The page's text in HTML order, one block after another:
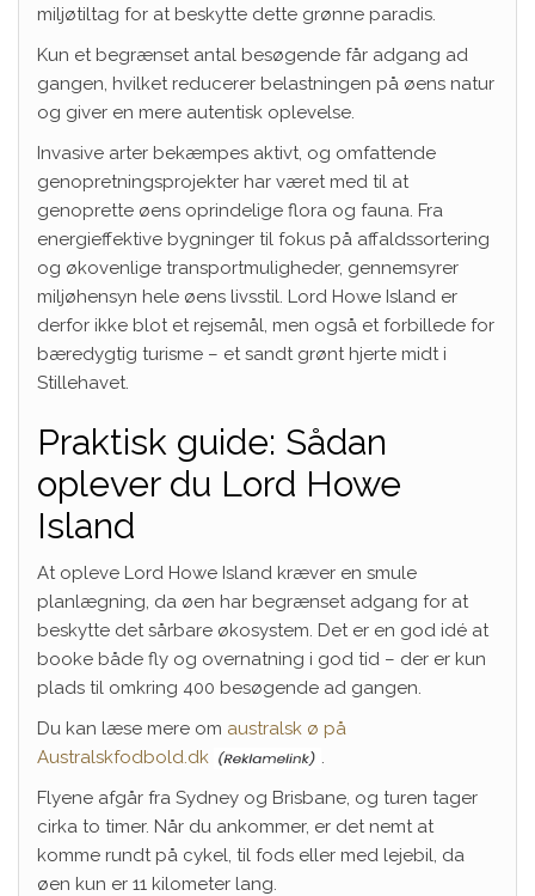
miljøtiltag for at beskytte dette grønne paradis.
Kun et begrænset antal besøgende får adgang ad
gangen, hvilket reducerer belastningen på øens natur
og giver en mere autentisk oplevelse.
Invasive arter bekæmpes aktivt, og omfattende
genopretningsprojekter har været med til at
genoprette øens oprindelige flora og fauna. Fra
energieffektive bygninger til fokus på affaldssortering
og økovenlige transportmuligheder, gennemsyrer
miljøhensyn hele øens livsstil. Lord Howe Island er
derfor ikke blot et rejsemål, men også et forbillede for
bæredygtig turisme – et sandt grønt hjerte midt i
Stillehavet.
Praktisk guide: Sådan
oplever du Lord Howe
Island
At opleve Lord Howe Island kræver en smule
planlægning, da øen har begrænset adgang for at
beskytte det sårbare økosystem. Det er en god idé at
booke både fly og overnatning i god tid – der er kun
plads til omkring 400 besøgende ad gangen.
Du kan læse mere om australsk ø på
Australskfodbold.dk
.
Flyene afgår fra Sydney og Brisbane, og turen tager
cirka to timer. Når du ankommer, er det nemt at
komme rundt på cykel, til fods eller med lejebil, da
øen kun er 11 kilometer lang.